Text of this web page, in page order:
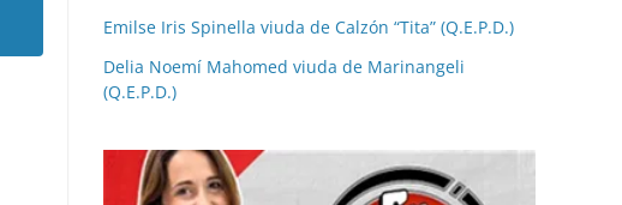
Emilse Iris Spinella viuda de Calzón “Tita” (Q.E.P.D.)
Delia Noemí Mahomed viuda de Marinangeli
(Q.E.P.D.)